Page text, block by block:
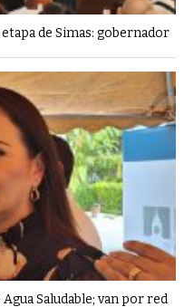
de Simas: gobernador
Saludable; van por red